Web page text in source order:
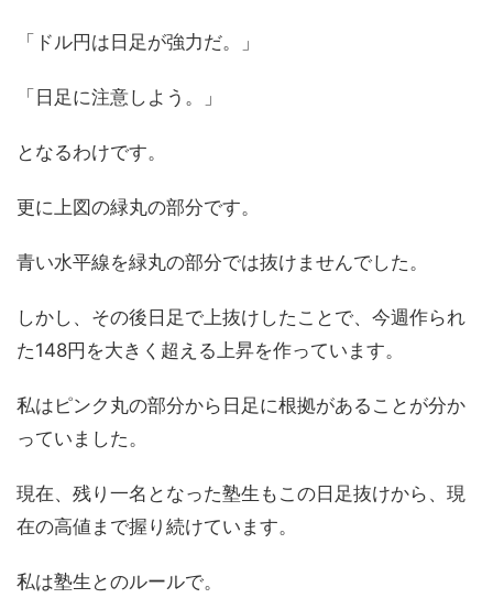
「ドル円は日足が強力だ。」
「日足に注意しよう。」
となるわけです。
更に上図の緑丸の部分です。
青い水平線を緑丸の部分では抜けませんでした。
しかし、その後日足で上抜けしたことで、今週作られ
た148円を大きく超える上昇を作っています。
私はピンク丸の部分から日足に根拠があることが分か
っていました。
現在、残り一名となった塾生もこの日足抜けから、現
在の高値まで握り続けています。
私は塾生とのルールで。